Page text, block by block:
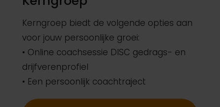
Kerngroep biedt de volgende opties aan
voor jouw persoonlijke groei:
• Online coachsessie DISC gedrags- en
drijfverenprofiel
• Een persoonlijk coachtraject